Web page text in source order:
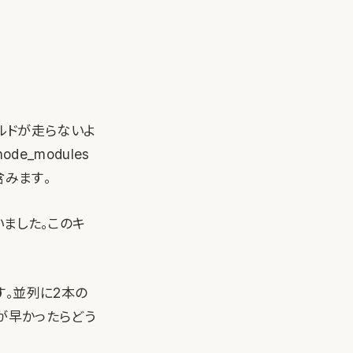
が走らないよ
ます。
した。このキ
。並列に2本の
早かったらどう